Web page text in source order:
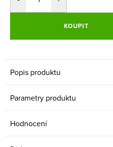
KOUPIT
Popis produktu
Parametry produktu
Hodnocení